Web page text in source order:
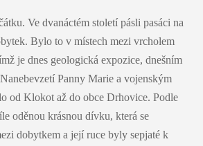
Ve dvanáctém století pásli pasáci na
Bylo to v místech mezi vrcholem
je dnes geologická expozice, dnešním
Panny Marie a vojenským
od Klokot až do obce Drhovice. Podle
oděnou krásnou dívku, která se
dobytkem a její ruce byly sepjaté k